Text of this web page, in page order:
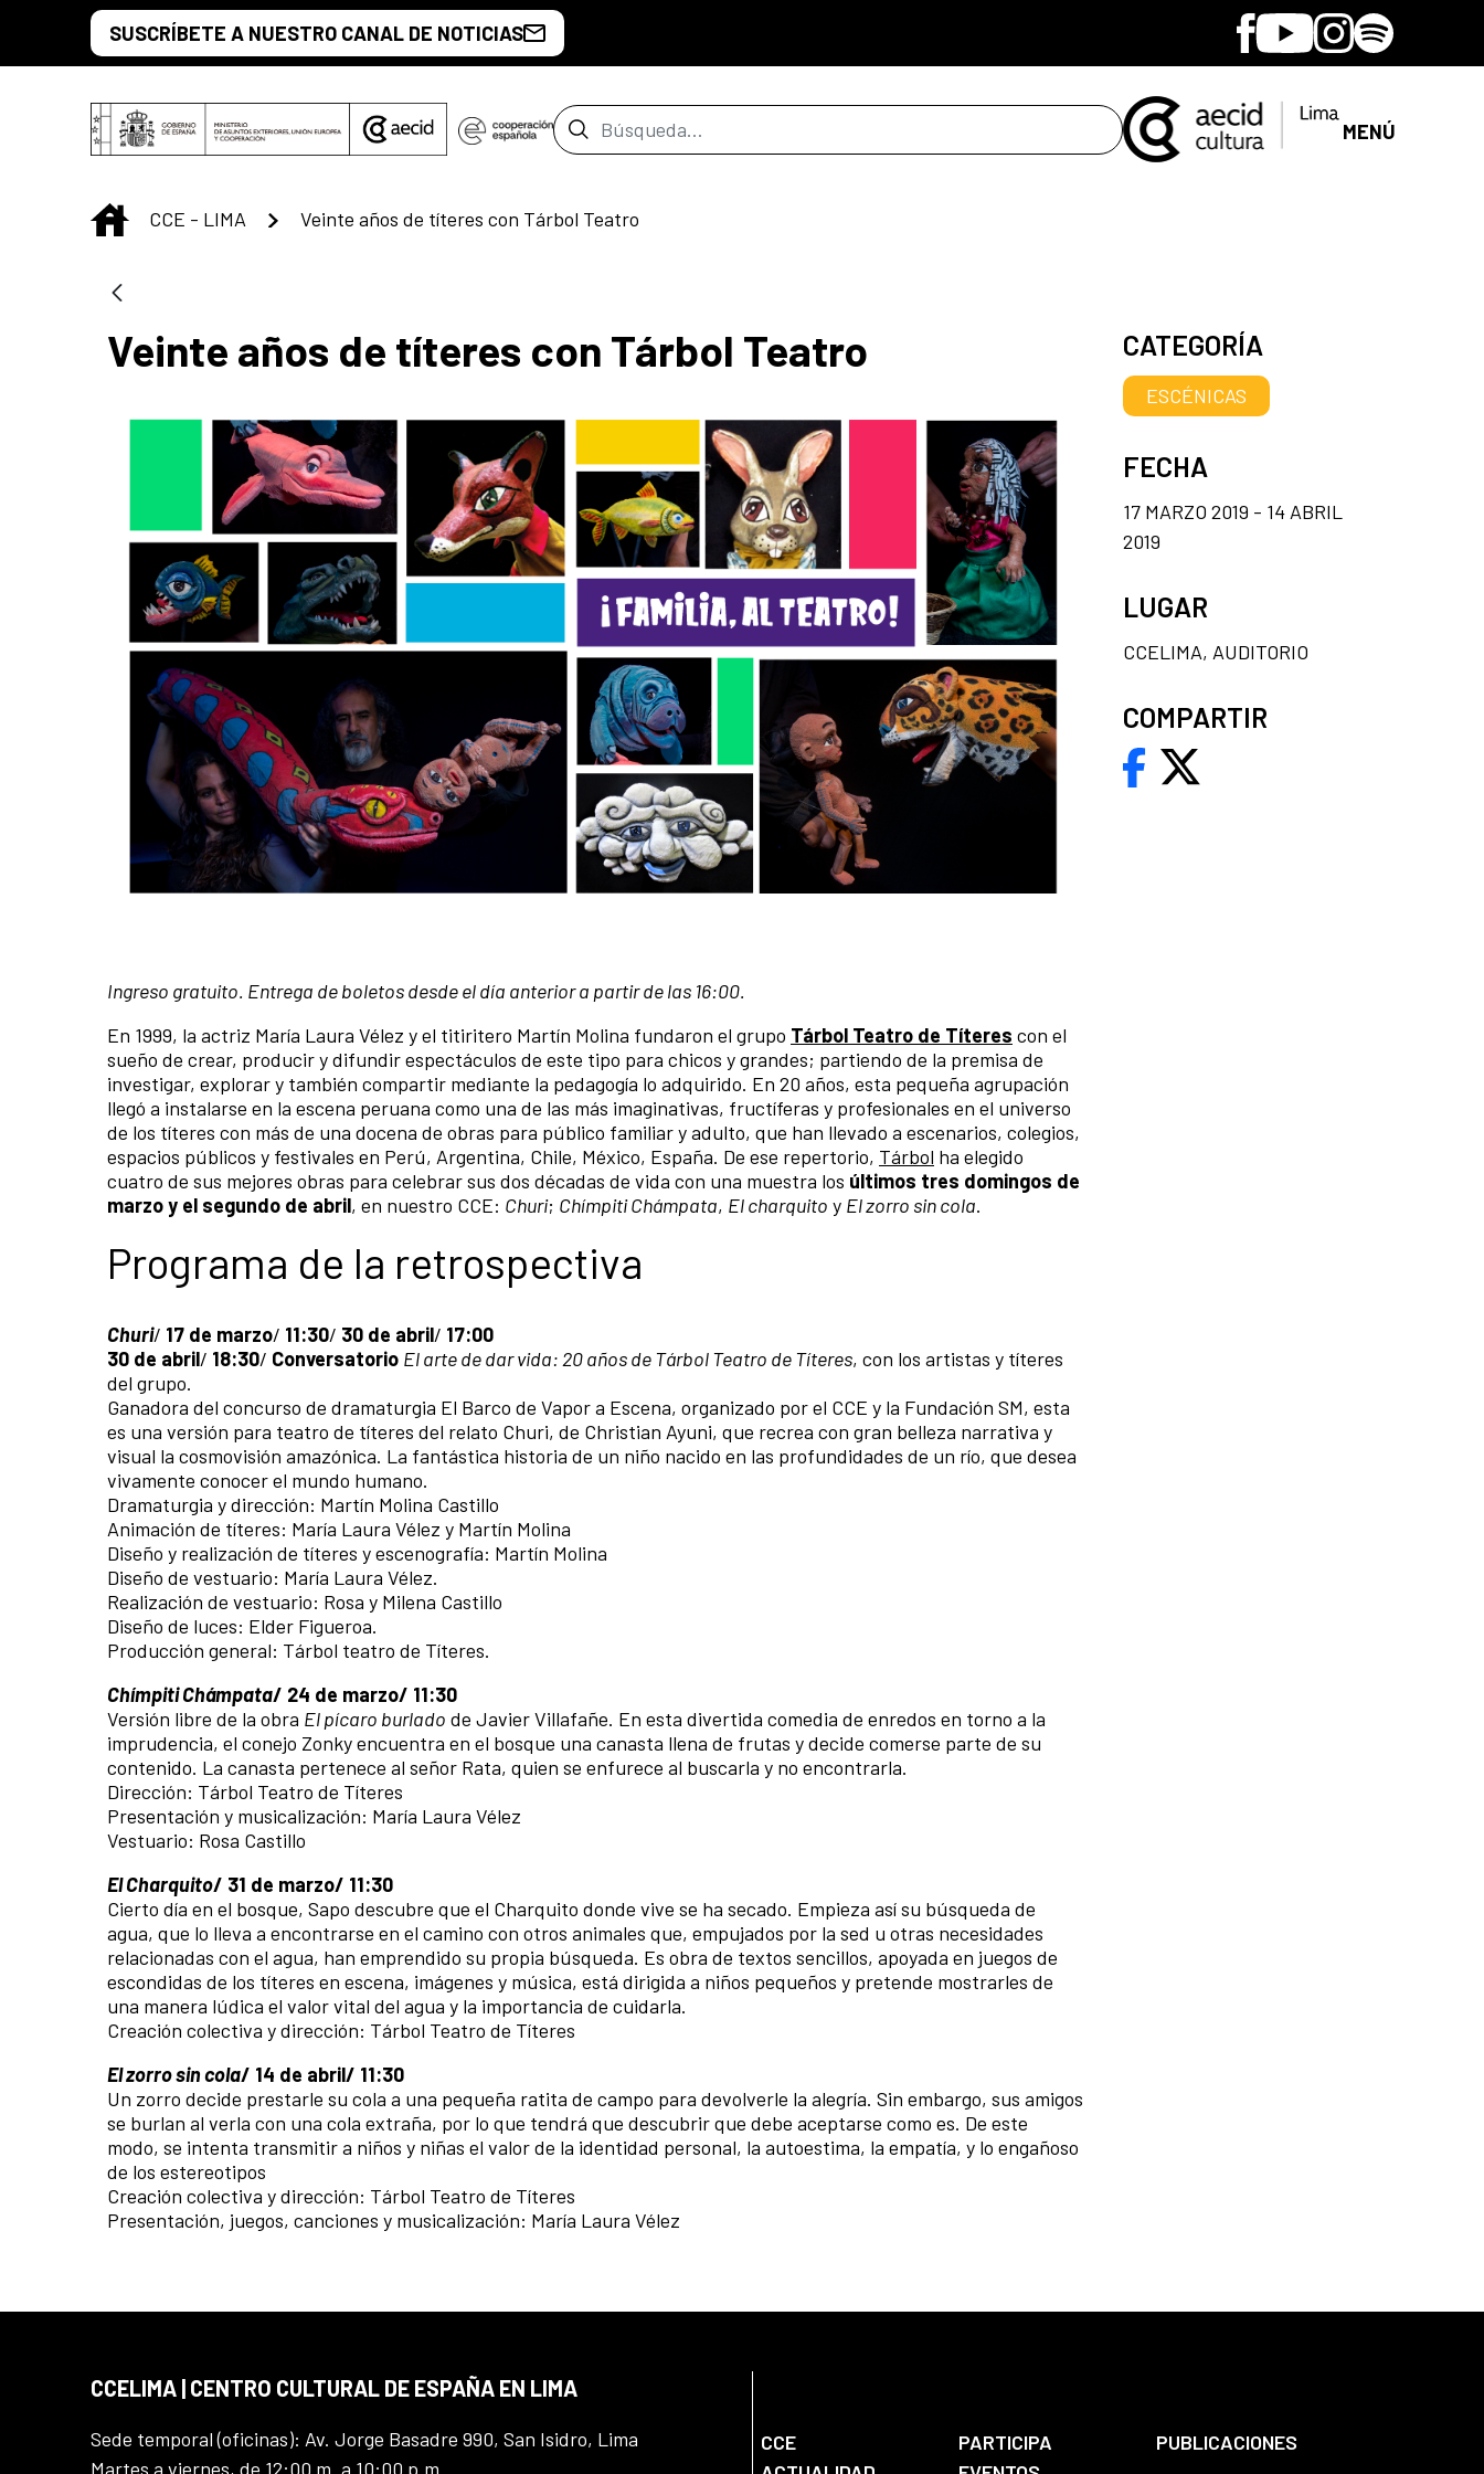
Saltar al contenido principal
SUSCRÍBETE A NUESTRO CANAL DE NOTICIAS Facebook
YoutubeInstagram
Spotify
Barra de búsqueda MENÚ
INICIO
CCE - LIMA Veinte años de títeres con Tárbol Teatro
Veinte años de títeres con Tárbol Teatro
Ingreso gratuito. Entrega de boletos desde el día anterior a partir de las 16:00.
En 1999, la actriz María Laura Vélez y el titiritero Martín Molina fundaron el grupo Tárbol Teatro de Títeres con el
sueño de crear, producir y difundir espectáculos de este tipo para chicos y grandes; partiendo de la premisa de
investigar, explorar y también compartir mediante la pedagogía lo adquirido. En 20 años, esta pequeña agrupación
llegó a instalarse en la escena peruana como una de las más imaginativas, fructíferas y profesionales en el universo
de los títeres con más de una docena de obras para público familiar y adulto, que han llevado a escenarios, colegios,
espacios públicos y festivales en Perú, Argentina, Chile, México, España. De ese repertorio, Tárbol ha elegido
cuatro de sus mejores obras para celebrar sus dos décadas de vida con una muestra los últimos tres domingos de
marzoy el segundo de abril, en nuestro CCE: Churi; Chímpiti Chámpata, El charquito y El zorro sin cola.
Programa de la retrospectiva
Churi/ 17 de marzo/ 11:30/ 30 de abril/ 17:00
30 de abril/ 18:30/ Conversatorio El arte de dar vida: 20 años de Tárbol Teatro de Títeres, con los artistas y títeres
del grupo.
Ganadora del concurso de dramaturgia El Barco de Vapor a Escena, organizado por el CCE y la Fundación SM, esta
es una versión para teatro de títeres del relato Churi, de Christian Ayuni, que recrea con gran belleza narrativa y
visual la cosmovisión amazónica. La fantástica historia de un niño nacido en las profundidades de un río, que desea
vivamente conocer el mundo humano.
Dramaturgia y dirección: Martín Molina Castillo
Animación de títeres: María Laura Vélez y Martín Molina
Diseño y realización de títeres y escenografía: Martín Molina
Diseño de vestuario: María Laura Vélez.
Realización de vestuario: Rosa y Milena Castillo
Diseño de luces: Elder Figueroa.
Producción general: Tárbol teatro de Títeres.
Chímpiti Chámpata/ 24 de marzo/ 11:30
Versión libre de la obra El pícaro burlado de Javier Villafañe. En esta divertida comedia de enredos en torno a la
imprudencia, el conejo Zonky encuentra en el bosque una canasta llena de frutas y decide comerse parte de su
contenido. La canasta pertenece al señor Rata, quien se enfurece al buscarla y no encontrarla.
Dirección: Tárbol Teatro de Títeres
Presentación y musicalización: María Laura Vélez
Vestuario: Rosa Castillo
El Charquito/ 31 de marzo/ 11:30
Cierto día en el bosque, Sapo descubre que el Charquito donde vive se ha secado. Empieza así su búsqueda de
agua, que lo lleva a encontrarse en el camino con otros animales que, empujados por la sed u otras necesidades
relacionadas con el agua, han emprendido su propia búsqueda. Es obra de textos sencillos, apoyada en juegos de
escondidas de los títeres en escena, imágenes y música, está dirigida a niños pequeños y pretende mostrarles de
una manera lúdica el valor vital del agua y la importancia de cuidarla.
Creación colectiva y dirección: Tárbol Teatro de Títeres
El zorro sin cola/ 14 de abril/ 11:30
Un zorro decide prestarle su cola a una pequeña ratita de campo para devolverle la alegría. Sin embargo, sus amigos
se burlan al verla con una cola extraña, por lo que tendrá que descubrir que debe aceptarse como es. De este
modo, se intenta transmitir a niños y niñas el valor de la identidad personal, la autoestima, la empatía, y lo engañoso
de los estereotipos
Creación colectiva y dirección: Tárbol Teatro de Títeres
Presentación, juegos, canciones y musicalización: María Laura Vélez
CATEGORÍA
ESCÉNICAS
FECHA
17 MARZO 2019 - 14 ABRIL
2019
LUGAR
CCELIMA, AUDITORIO
COMPARTIR
CCELIMA | CENTRO CULTURAL DE ESPAÑA EN LIMA
Sede temporal (oficinas): Av. Jorge Basadre 990, San Isidro, Lima
Martes a viernes, de 12:00 m. a 10:00 p.m.
CCE PARTICIPA
PUBLICACIONES